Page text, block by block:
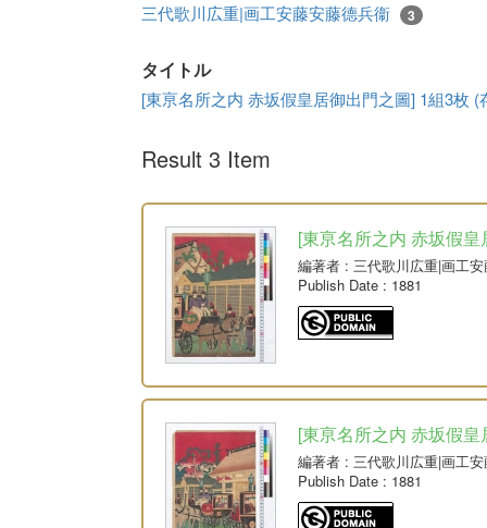
三代歌川広重|画工安藤安藤德兵衞 3
タイトル
[東亰名所之内 赤坂假皇居御出門之圖] 1組3枚
Result 3 Item
[東亰名所之内 赤坂假
編著者 : 三代歌川広重|画工
Publish Date : 1881
[東亰名所之内 赤坂假
編著者 : 三代歌川広重|画工
Publish Date : 1881